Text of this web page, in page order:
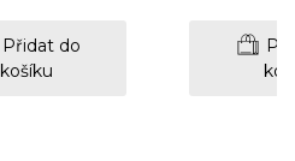
Přidat do
košíku